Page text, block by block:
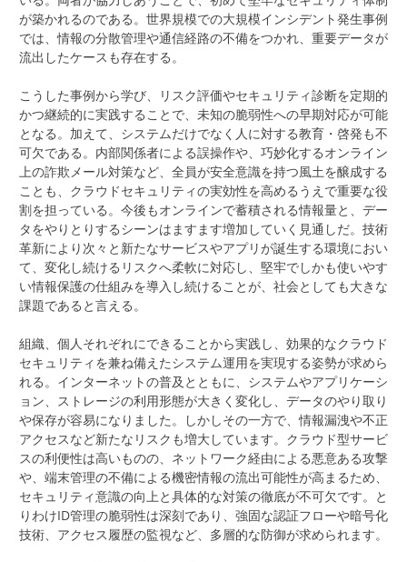
が築かれるのである。世界規模での大規模インシデント発生事例
では、情報の分散管理や通信経路の不備をつかれ、重要データが
流出したケースも存在する。
こうした事例から学び、リスク評価やセキュリティ診断を定期的
かつ継続的に実践することで、未知の脆弱性への早期対応が可能
となる。加えて、システムだけでなく人に対する教育・啓発も不
可欠である。内部関係者による誤操作や、巧妙化するオンライン
上の詐欺メール対策など、全員が安全意識を持つ風土を醸成する
ことも、クラウドセキュリティの実効性を高めるうえで重要な役
割を担っている。今後もオンラインで蓄積される情報量と、デー
タをやりとりするシーンはますます増加していく見通しだ。技術
革新により次々と新たなサービスやアプリが誕生する環境におい
て、変化し続けるリスクへ柔軟に対応し、堅牢でしかも使いやす
い情報保護の仕組みを導入し続けることが、社会としても大きな
課題であると言える。
組織、個人それぞれにできることから実践し、効果的なクラウド
セキュリティを兼ね備えたシステム運用を実現する姿勢が求めら
れる。インターネットの普及とともに、システムやアプリケーシ
ョン、ストレージの利用形態が大きく変化し、データのやり取り
や保存が容易になりました。しかしその一方で、情報漏洩や不正
アクセスなど新たなリスクも増大しています。クラウド型サービ
スの利便性は高いものの、ネットワーク経由による悪意ある攻撃
や、端末管理の不備による機密情報の流出可能性が高まるため、
セキュリティ意識の向上と具体的な対策の徹底が不可欠です。と
りわけID管理の脆弱性は深刻であり、強固な認証フローや暗号化
技術、アクセス履歴の監視など、多層的な防御が求められます。